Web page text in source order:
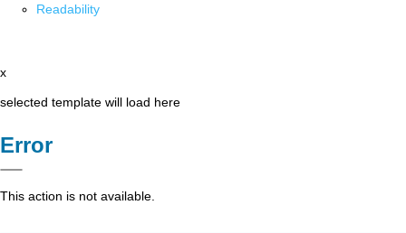
Readability
x
selected template will load here
Error
This action is not available.